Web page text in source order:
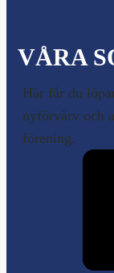
VÅRA
Här får du
nyförvärv och
förening.